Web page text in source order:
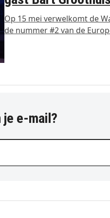
Op 15 mei verwelkomt de
de nummer #2 van de
e-mail?